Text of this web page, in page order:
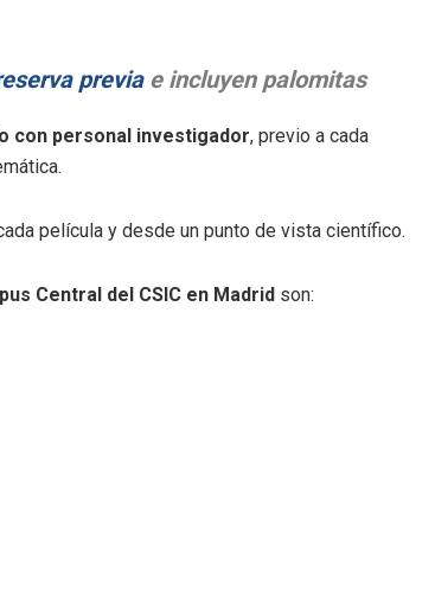
previa e incluyen palomitas
con personal investigador, previo a cada
película y desde un punto de vista científico.
Central del CSIC en Madrid son: